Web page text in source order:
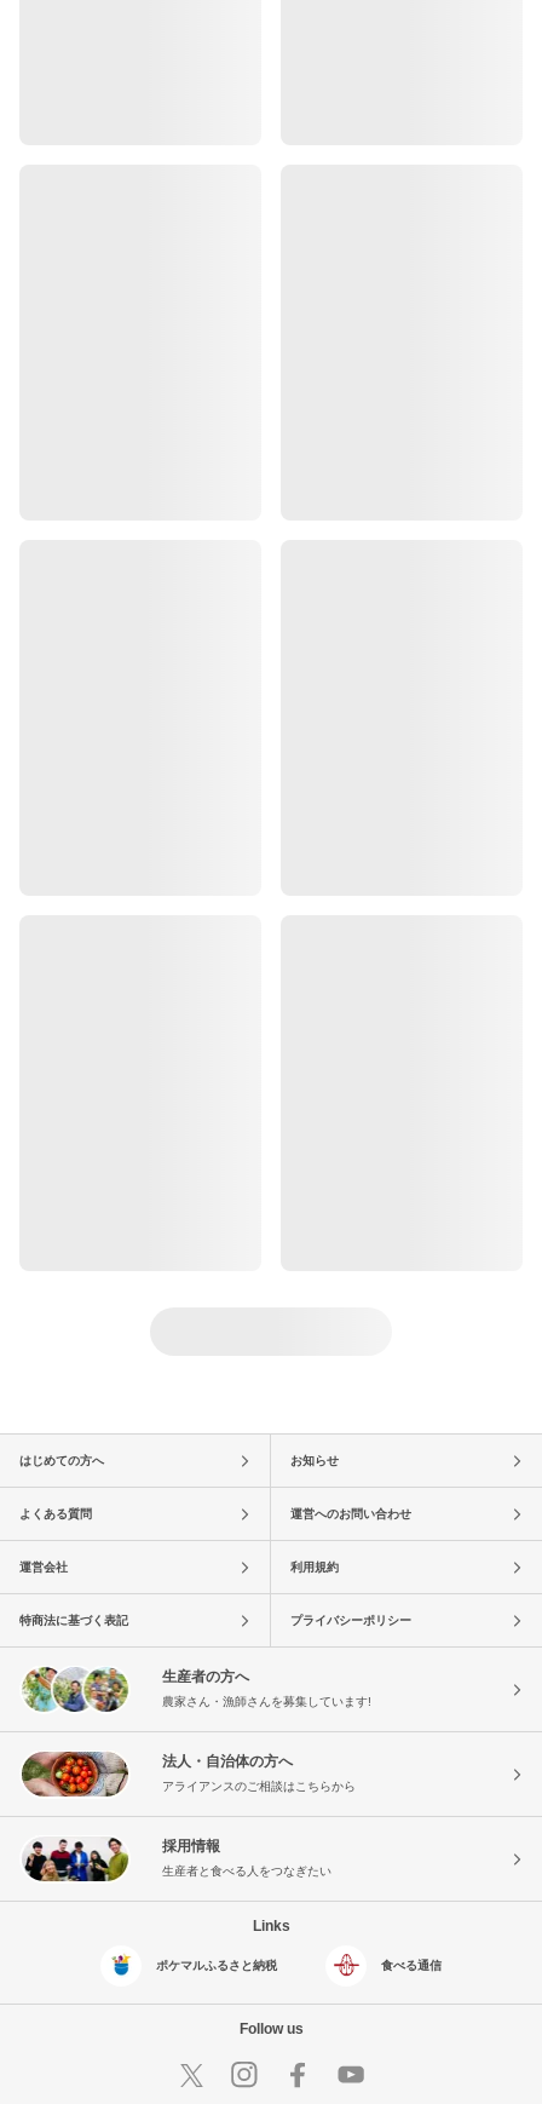
はじめての方へ お知らせ
よくある質問 運営へのお問い合わせ
運営会社 利用規約
特商法に基づく表記 プライバシーポリシー
生産者の方へ
農家さん・漁師さんを募集しています!
法人・自治体の方へ
アライアンスのご相談はこちらから
採用情報
生産者と食べる人をつなぎたい
Links
ポケマルふるさと納税 食べる通信
Follow us